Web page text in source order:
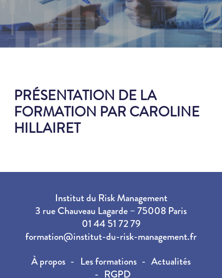
PRÉSENTATION DE LA
FORMATION PAR CAROLINE
HILLAIRET
Institut du Risk Management
3 rue Chauveau Lagarde – 75008 Paris
01 44 51 72 79
formation@institut-du-risk-management.fr
À propos
Les formations
Actualités
RGPD